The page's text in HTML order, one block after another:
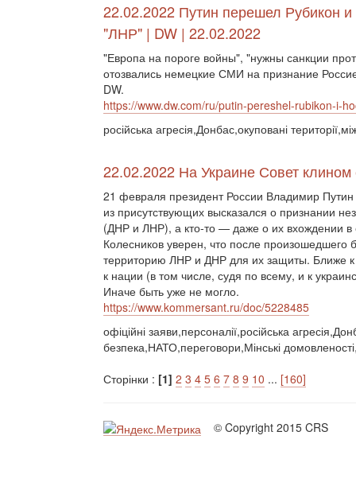
22.02.2022 Путин перешел Рубикон
"ЛНР" | DW | 22.02.2022
"Европа на пороге войны", "нужны санкции
отозвались немецкие СМИ на признание
DW.
https://www.dw.com/ru/putin-pereshel-rubikon-i-
російська агресія,Донбас,окуповані
22.02.2022 На Украине Совет
21 февраля президент России Владимир
из присутствующих высказался о признании
(ДНР и ЛНР), а кто-то — даже о их вхождении в
Колесников уверен, что после произошедшего
территорию ЛНР и ДНР для их защиты. Ближе
к нации (в том числе, судя по всему, и к
Иначе быть уже не могло.
https://www.kommersant.ru/doc/5228485
офіційні заяви,персоналії,російська
безпека,НАТО,переговори,Мінські
Сторінки : [1] 2 3 4 5 6 7 8 9 10 ... [160]
© Copyright 2015 CRS